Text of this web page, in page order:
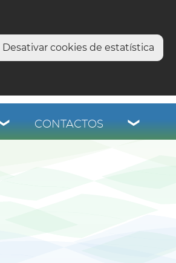
Desativar cookies de estatística
CONTACTOS